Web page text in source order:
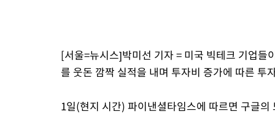
[서울=뉴시스]박미선 기자 = 미국 빅테크 기업
를 웃돈 깜짝 실적을 내며 투자비 증가에 따른 투
1일(현지 시간) 파이낸셜타임스에 따르면 구글